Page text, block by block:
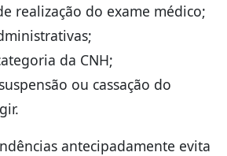
realização do exame médico;
da CNH;
ou cassação do
antecipadamente evita